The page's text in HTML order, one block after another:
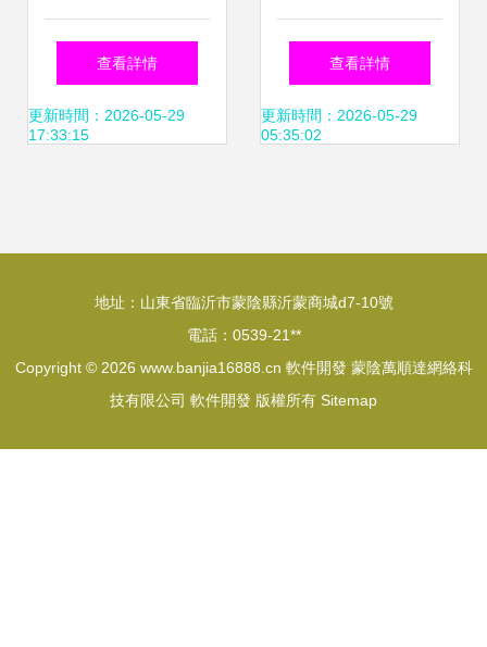
開發 現成方案加速
搭建，高效賦能社
查看詳情
更新時間：2026-05-29
17:33:15
處理與錯誤日志記
錄 構建穩健應用的
查看詳情
更新時間：2026-05-29
05:35:02
地址：山東省臨沂市蒙陰縣沂蒙商城d7-10號
電話：0539-21**
Copyright © 2026 www.banjia16888.cn 軟件開發 蒙陰萬順達網絡科
技有限公司 軟件開發 版權所有 Sitemap